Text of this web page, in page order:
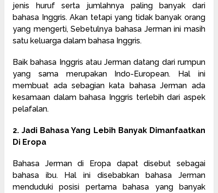
jenis huruf serta jumlahnya paling banyak dari
bahasa Inggris. Akan tetapi yang tidak banyak orang
yang mengerti, Sebetulnya bahasa Jerman ini masih
satu keluarga dalam bahasa Inggris.
Baik bahasa Inggris atau Jerman datang dari rumpun
yang sama merupakan Indo-European. Hal ini
membuat ada sebagian kata bahasa Jerman ada
kesamaan dalam bahasa Inggris terlebih dari aspek
pelafalan.
2. Jadi Bahasa Yang Lebih Banyak Dimanfaatkan
Di Eropa
Bahasa Jerman di Eropa dapat disebut sebagai
bahasa ibu. Hal ini disebabkan bahasa Jerman
menduduki posisi pertama bahasa yang banyak